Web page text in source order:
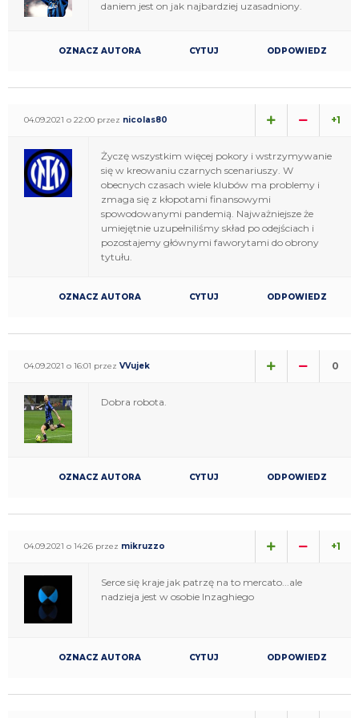
daniem jest on jak najbardziej uzasadniony.
OZNACZ AUTORA CYTUJ ODPOWIEDZ
04.09.2021 o 22:00 przez nicolas80 +1
Życzę wszystkim więcej pokory i wstrzymywanie
się w kreowaniu czarnych scenariuszy. W
obecnych czasach wiele klubów ma problemy i
zmaga się z kłopotami finansowymi
spowodowanymi pandemią. Najważniejsze że
umiejętnie uzupełniliśmy skład po odejściach i
pozostajemy głównymi faworytami do obrony
tytułu.
OZNACZ AUTORA CYTUJ ODPOWIEDZ
04.09.2021 o 16:01 przez VVujek 0
Dobra robota.
OZNACZ AUTORA CYTUJ ODPOWIEDZ
04.09.2021 o 14:26 przez mikruzzo +1
Serce się kraje jak patrzę na to mercato...ale
nadzieja jest w osobie Inzaghiego
OZNACZ AUTORA CYTUJ ODPOWIEDZ